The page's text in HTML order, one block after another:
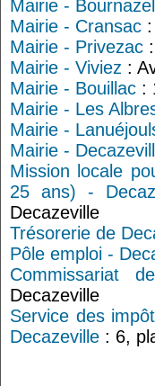
Mairie - Bournazel
Mairie - Cransac
Mairie - Privezac
Mairie - Viviez :
Mairie - Bouillac :
Mairie - Les
Mairie -
Mairie -
Mission locale
25 ans) -
Decazeville
Trésorerie de
Pôle emploi -
Commissariat
Decazeville
Service des
Decazeville : 6,